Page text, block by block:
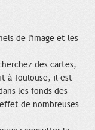
de l'image et les
des cartes,
à Toulouse, il est
les fonds des
de nombreuses